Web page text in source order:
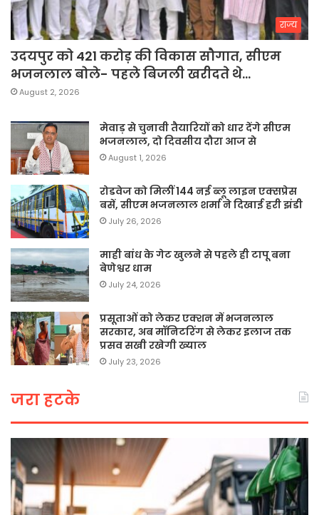
राज्य
उदयपुर को 421 करोड़ की विकास सौगात, सीएम
भजनलाल बोले- पहले बिजली खरीदते थे…
August 2, 2026
मेवाड़ से चुनावी तैयारियों को धार देंगे सीएम
भजनलाल, दो दिवसीय दौरा आज से
August 1, 2026
रोडवेज को मिलीं 144 नई ब्लू लाइन एक्सप्रेस
बसें, सीएम भजनलाल शर्मा ने दिखाई हरी झंडी
July 26, 2026
माही बांध के गेट खुलने से पहले ही टापू बना
बेणेश्वर धाम
July 24, 2026
प्रसूताओं को लेकर एक्शन में भजनलाल
सरकार, अब मॉनिटरिंग से लेकर इलाज तक
प्रसव सखी रखेगी ख्याल
July 23, 2026
जरा हटके